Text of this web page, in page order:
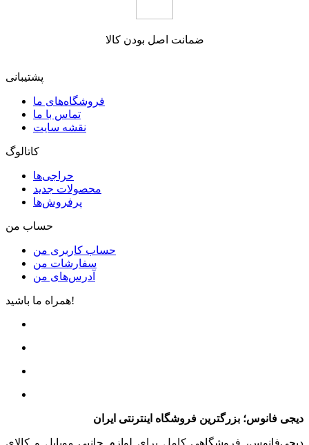
ضمانت اصل بودن کالا
پشتیبانی
فروشگاه‌های ما
تماس با ما
نقشه سایت
کاتالوگ
حراجی‌ها
محصولات جدید
پرفروش‌ها
حساب من
حساب کاربری من
سفارشات من
آدرس‌های من
همراه ما باشید!
دیجی فانوس؛ بزرگترین فروشگاه اینترنتی ایران
دیجی‌فانوس، فروشگاهی کامل برای لوازم جانبی موبایل و کالای